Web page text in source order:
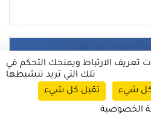
تعريف الارتباط ويمنحك التحكم في
تلك التي تريد تنشيطها
تقبل كل شيء
شيء
الخصوصية